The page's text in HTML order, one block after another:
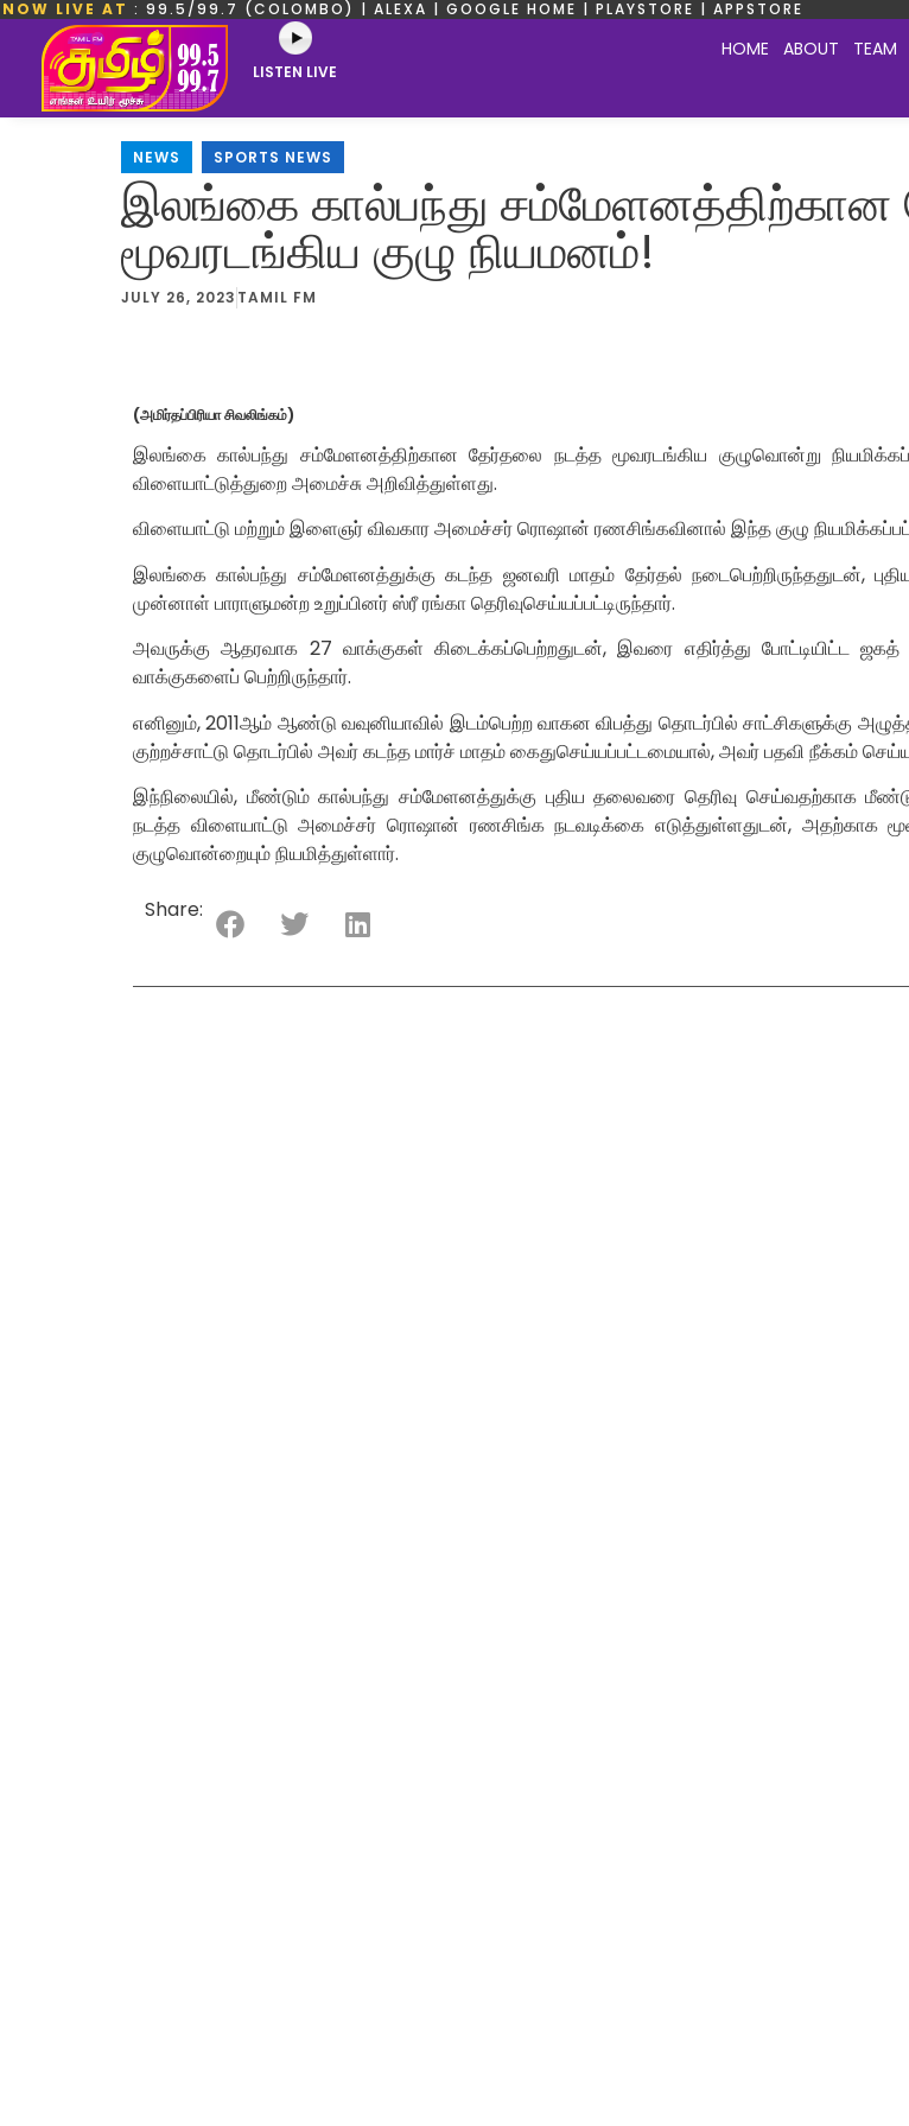
NOW LIVE AT : 99.5/99.7 (COLOMBO) | ALEXA | GOOGLE HOME | PLAYSTORE | APPSTORE
LISTEN LIVE
HOME ABOUT TEAM
NEWS SPORTS NEWS
இலங்கை கால்பந்து
மூவரடங்கிய குழு நியமனம்!
JULY 26, 2023 TAMIL FM
(அமிர்தப்பிரியா சிவலிங்கம்)
இலங்கை கால்பந்து சம்மேளனத்திற்கான தேர்தலை நடத்த மூவரடங்கிய குழுவொன்று
விளையாட்டுத்துறை அமைச்சு அறிவித்துள்ளது.
விளையாட்டு மற்றும் இளைஞர் விவகார அமைச்சர் ரொஷான் ரணசிங்கவினால் இந்த குழு
இலங்கை கால்பந்து சம்மேளனத்துக்கு கடந்த ஜனவரி மாதம் தேர்தல் நடைபெற்றிருந்ததுடன்,
முன்னாள் பாராளுமன்ற உறுப்பினர் ஸ்ரீ ரங்கா தெரிவுசெய்யப்பட்டிருந்தார்.
அவருக்கு ஆதரவாக 27 வாக்குகள் கிடைக்கப்பெற்றதுடன், இவரை எதிர்த்து போட்டியிட்ட
வாக்குகளைப் பெற்றிருந்தார்.
எனினும், 2011ஆம் ஆண்டு வவுனியாவில் இடம்பெற்ற வாகன விபத்து தொடர்பில் சாட்சிகளுக்கு
குற்றச்சாட்டு தொடர்பில் அவர் கடந்த மார்ச் மாதம் கைதுசெய்யப்பட்டமையால், அவர் பதவி நீக்கம்
இந்நிலையில், மீண்டும் கால்பந்து சம்மேளனத்துக்கு புதிய தலைவரை தெரிவு செய்வதற்காக
நடத்த விளையாட்டு அமைச்சர் ரொஷான் ரணசிங்க நடவடிக்கை எடுத்துள்ளதுடன், அதற்காக
குழுவொன்றையும் நியமித்துள்ளார்.
Share: